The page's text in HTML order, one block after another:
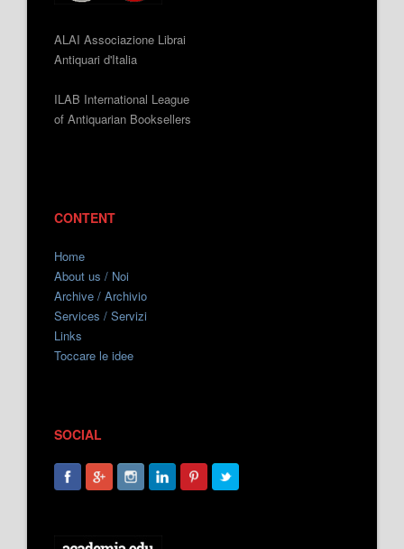
ALAI Associazione Librai
Antiquari d'Italia
ILAB International League
of Antiquarian Booksellers
CONTENT
Home
About us / Noi
Archive / Archivio
Services / Servizi
Links
Toccare le idee
SOCIAL